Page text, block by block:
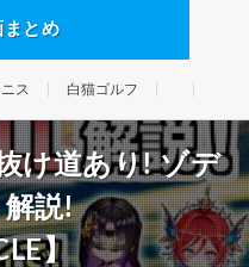
まとめ
ス 白猫ゴルフ
け道あり! ゾデ
説!
】